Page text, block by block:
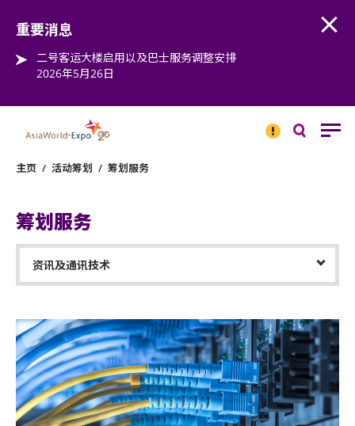
重要消息
二号客运大楼启用以及巴士服务调整安排
2026年5月26日
消息
主页 / 活动筹划 / 筹划服务
筹划服务